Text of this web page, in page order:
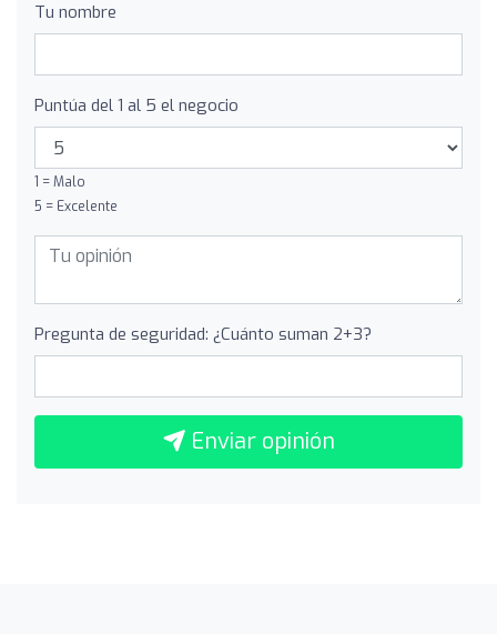
Tu nombre
Puntúa del 1 al 5 el negocio
1 = Malo
5 = Excelente
Pregunta de seguridad: ¿Cuánto suman 2+3?
Enviar opinión